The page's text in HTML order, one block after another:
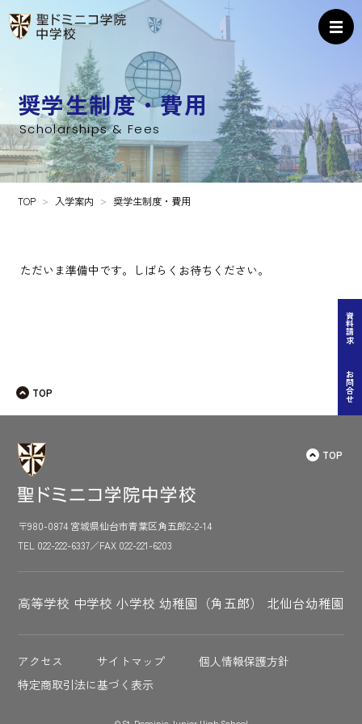
奨学生制度・費用
Scholarships & Fees
TOP 入学案内 奨学生制度・費用
ただいま準備中です。しばらくお待ちください。
TOP
資料請求
お問合せ
TOP
〒980-0874 宮城県仙台市青葉区角五郎2-2-14
TEL 022-222-6337／FAX 022-221-6203
高等学校 中学校 小学校 幼稚園（角五郎） 北仙台幼稚園
アクセス サイトマップ
個人情報保護方針
特定商取引法に基づく表示